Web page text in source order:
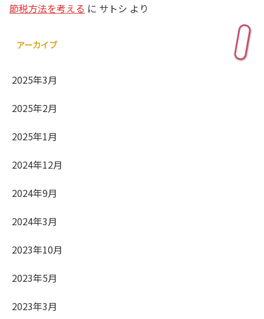
節税方法を考える に サトシ より
アーカイブ
2025年3月
2025年2月
2025年1月
2024年12月
2024年9月
2024年3月
2023年10月
2023年5月
2023年3月